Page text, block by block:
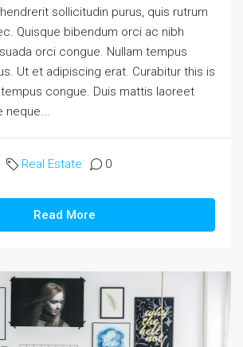
sollicitudin purus, quis rutrum
Quisque bibendum orci ac nibh
orci congue. Nullam tempus
Ut et adipiscing erat. Curabitur this is
congue. Duis mattis laoreet
neque...
Real Estate 0
Read More